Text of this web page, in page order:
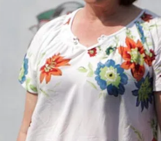
ПРАВОСЪДИЕ
КРИМИ
ВЯРА
ОБЯВИ
ВОЙНАТА В